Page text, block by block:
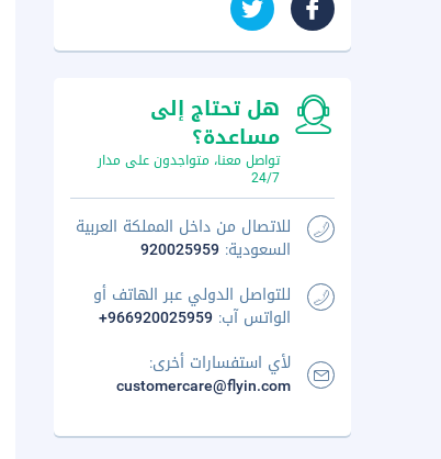
هل تحتاج إلى
مساعدة؟
تواصل معنا، متواجدون على مدار
24/7
للاتصال من داخل المملكة العربية
السعودية: 920025959
للتواصل الدولي عبر الهاتف أو
الواتس آب: +966920025959
لأي استفسارات أخرى:
customercare@flyin.com